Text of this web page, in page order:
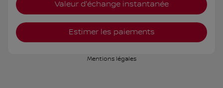
Valeur d'échange instantanée
Estimer les paiements
Mentions légales